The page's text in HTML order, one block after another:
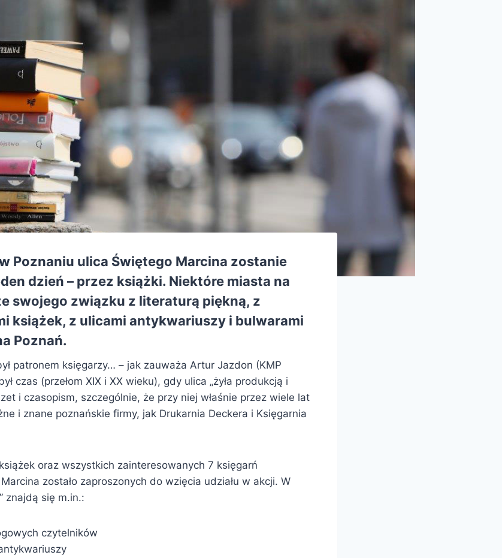
Poznaniu ulica Świętego Marcina zostanie
dzień – przez książki. Niektóre miasta na
swojego związku z literaturą piękną, z
książek, z ulicami antykwariuszy i bulwarami
Poznań.
patronem księgarzy… – jak zauważa Artur Jazdon (KMP
czas (przełom XIX i XX wieku), gdy ulica „żyła produkcją i
i czasopism, szczególnie, że przy niej właśnie przez wiele lat
i znane poznańskie firmy, jak Drukarnia Deckera i Księgarnia
oraz wszystkich zainteresowanych 7 księgarń
zostało zaproszonych do wzięcia udziału w akcji. W
znajdą się m.in.:
czytelników